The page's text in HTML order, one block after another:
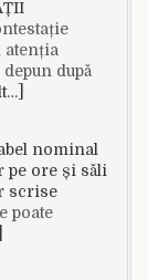
atenția
după
nominal
pe ore și săli
scrise
poate